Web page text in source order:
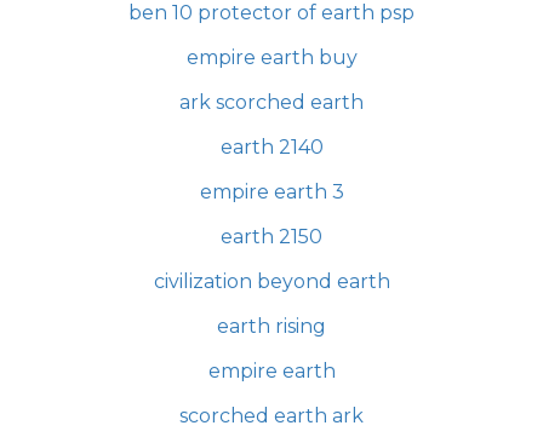
ben 10 protector of earth psp
empire earth buy
ark scorched earth
earth 2140
empire earth 3
earth 2150
civilization beyond earth
earth rising
empire earth
scorched earth ark